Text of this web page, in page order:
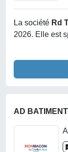
La société Rd
2026. Elle est
AD BATIMENT